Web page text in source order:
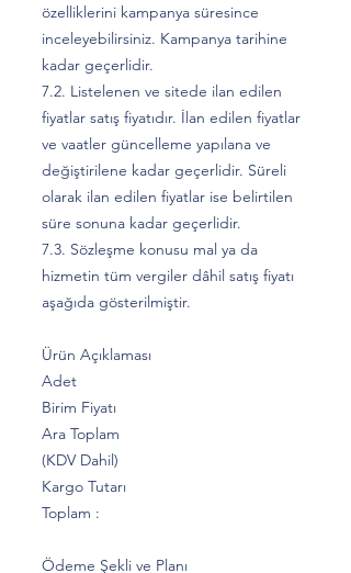
özelliklerini kampanya süresince
inceleyebilirsiniz. Kampanya tarihine
kadar geçerlidir.
7.2. Listelenen ve sitede ilan edilen
fiyatlar satış fiyatıdır. İlan edilen fiyatlar
ve vaatler güncelleme yapılana ve
değiştirilene kadar geçerlidir. Süreli
olarak ilan edilen fiyatlar ise belirtilen
süre sonuna kadar geçerlidir.
7.3. Sözleşme konusu mal ya da
hizmetin tüm vergiler dâhil satış fiyatı
aşağıda gösterilmiştir.
Ürün Açıklaması
Adet
Birim Fiyatı
Ara Toplam
(KDV Dahil)
Kargo Tutarı
Toplam :
Ödeme Şekli ve Planı